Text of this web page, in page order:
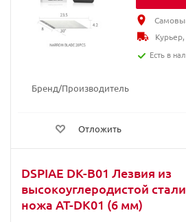
Бренд/Производитель
Отложить
Есть в
DSPIAE DK-B01 Лезвия из
высокоуглеродистой
ножа AT-DK01 (6 мм)